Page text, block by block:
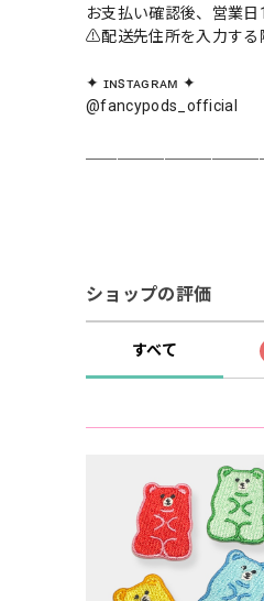
お支払い確認後、営業
⚠︎配送先住所を入力する
✦ ɪɴsᴛᴀɢʀᴀᴍ ✦
@fancypods_official
ショップの評価
すべて